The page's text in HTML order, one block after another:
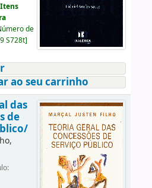
Itens
de
S728t]
ao seu carrinho
das
de